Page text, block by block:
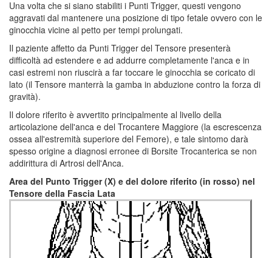
Una volta che si siano stabiliti i Punti Trigger, questi vengono
aggravati dal mantenere una posizione di tipo fetale ovvero con le
ginocchia vicine al petto per tempi prolungati.
Il paziente affetto da Punti Trigger del Tensore presenterà
difficoltà ad estendere e ad addurre completamente l'anca e in
casi estremi non riuscirà a far toccare le ginocchia se coricato di
lato (il Tensore manterrà la gamba in abduzione contro la forza di
gravità).
Il dolore riferito è avvertito principalmente al livello della
articolazione dell'anca e del Trocantere Maggiore (la escrescenza
ossea all'estremità superiore del Femore), e tale sintomo darà
spesso origine a diagnosi erronee di Borsite Trocanterica se non
addirittura di Artrosi dell'Anca.
Area del Punto Trigger (X) e del dolore riferito (in rosso) nel
Tensore della Fascia Lata